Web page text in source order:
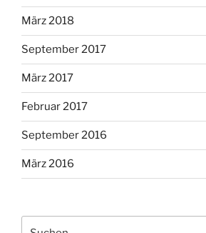
März 2018
September 2017
März 2017
Februar 2017
September 2016
März 2016